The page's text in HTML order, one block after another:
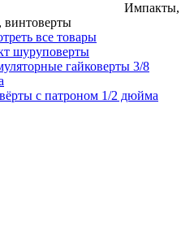
Импакты,
винтоверты
все товары
шуруповерты
гайковерты 3/8
с патроном 1/2 дюйма